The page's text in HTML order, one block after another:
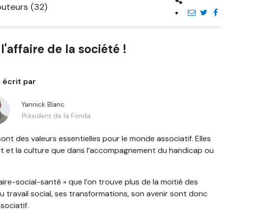
(32)
de la société !
écrit par
Yannick Blanc
Président de la Fonda
des valeurs essentielles pour le monde associatif. Elles
et la culture que dans l’accompagnement du handicap ou
social-santé » que l’on trouve plus de la moitié des
travail social, ses transformations, son avenir sont donc